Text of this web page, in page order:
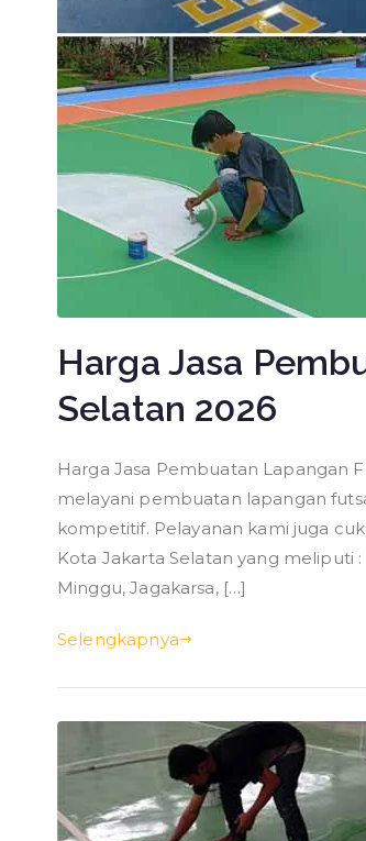
Harga Jasa
Selatan 2026
Harga Jasa Pembuatan Lapangan
melayani pembuatan lapangan
kompetitif. Pelayanan kami juga
Kota Jakarta Selatan yang meliputi
Minggu, Jagakarsa, […]
Selengkapnya